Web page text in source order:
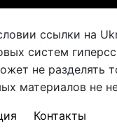
ссылки на
систем
не разделять
материалов не
Контакты